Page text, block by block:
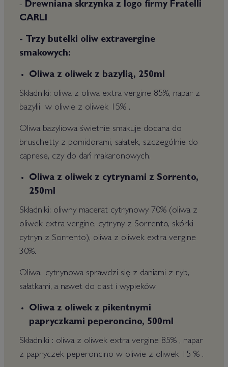
- Drewniana skrzynka z logo firmy Fratelli
CARLI
- Trzy butelki oliw extravergine
smakowych:
Oliwa z oliwek z bazylią, 250ml
Składniki: oliwa z oliwa extra vergine 85%, napar z
bazylii w oliwie z oliwek 15% .
Oliwa bazyliowa świetnie smakuje dodana do
bruschetty z pomidorami, sałatek, szczególnie do
caprese, czy do dań makaronowych.
Oliwa z oliwek z cytrynami z Sorrento,
250ml
Składniki: oliwny macerat cytrynowy 70% (oliwa z
oliwek extra vergine, cytryny z Sorrento, skórki
cytryn z Sorrento), oliwa z oliwek extra vergine
30%.
Oliwa cytrynowa sprawdzi się z daniami z ryb,
sałatkami, a nawet do ciast i wypieków
Oliwa z oliwek z pikentnymi
papryczkami peperoncino, 500ml
Składniki : oliwa z oliwek extra vergine 85% , napar
z papryczek peperoncino w oliwie z oliwek 15 % .